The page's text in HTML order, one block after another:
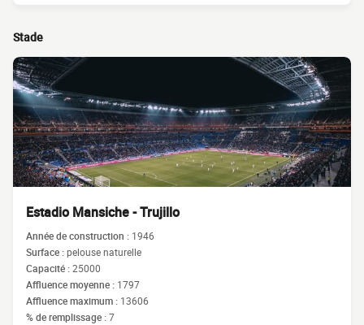
Stade
Estadio Mansiche - Trujillo
Année de construction : 1946
Surface :pelouse naturelle
Capacité :25000
Affluence moyenne : 1797
Affluence maximum : 13606
% de remplissage :7